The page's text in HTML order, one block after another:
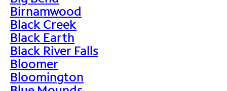
Birnamwood
Black Creek
Black Earth
Black River Falls
Bloomer
Bloomington